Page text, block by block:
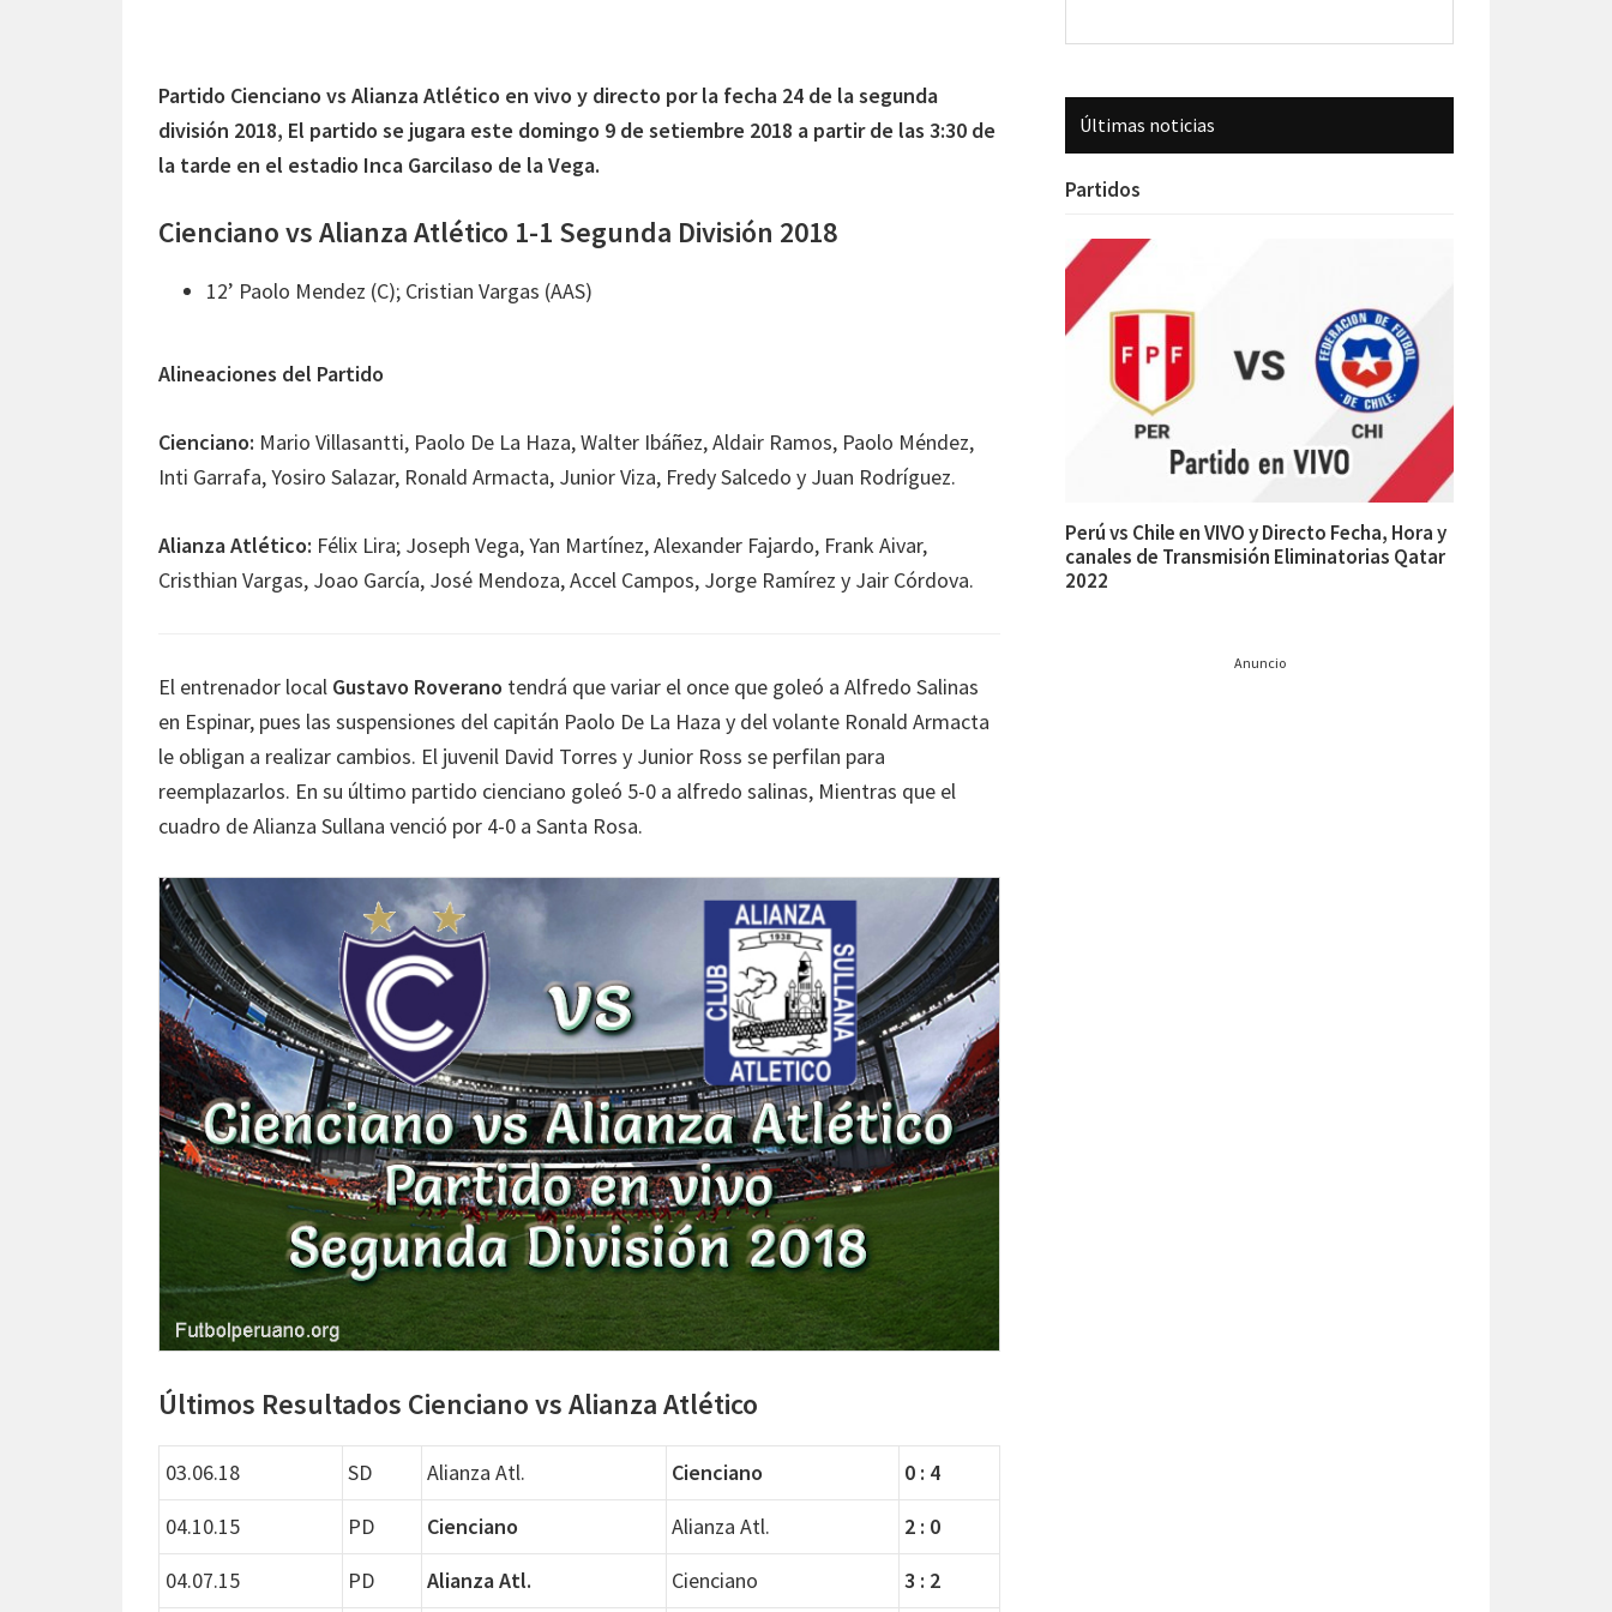
Partido Cienciano vs Alianza Atlético en vivo y directo por la fecha 24 de la segunda
división 2018, El partido se jugara este domingo 9 de setiembre 2018 a partir de las 3:30 de
la tarde en el estadio Inca Garcilaso de la Vega.
Cienciano vs Alianza Atlético 1-1 Segunda División 2018
12’ Paolo Mendez (C); Cristian Vargas (AAS)
Alineaciones del Partido
Cienciano: Mario Villasantti, Paolo De La Haza, Walter Ibáñez, Aldair Ramos, Paolo Méndez,
Inti Garrafa, Yosiro Salazar, Ronald Armacta, Junior Viza, Fredy Salcedo y Juan Rodríguez.
Alianza Atlético: Félix Lira; Joseph Vega, Yan Martínez, Alexander Fajardo, Frank Aivar,
Cristhian Vargas, Joao García, José Mendoza, Accel Campos, Jorge Ramírez y Jair Córdova.
El entrenador local Gustavo Roverano tendrá que variar el once que goleó a Alfredo Salinas
en Espinar, pues las suspensiones del capitán Paolo De La Haza y del volante Ronald Armacta
le obligan a realizar cambios. El juvenil David Torres y Junior Ross se perfilan para
reemplazarlos. En su último partido cienciano goleó 5-0 a alfredo salinas, Mientras que el
cuadro de Alianza Sullana venció por 4-0 a Santa Rosa.
Últimos Resultados Cienciano vs Alianza Atlético
03.06.18 SD Alianza Atl. Cienciano
0 : 4
04.10.15
PD Cienciano Alianza Atl.
2 : 0
04.07.15
PD Alianza Atl. Cienciano
3 : 2
Últimas noticias
Partidos
Perú vs Chile en VIVO y Directo Fecha, Hora y
canales de Transmisión Eliminatorias Qatar
2022
Anuncio